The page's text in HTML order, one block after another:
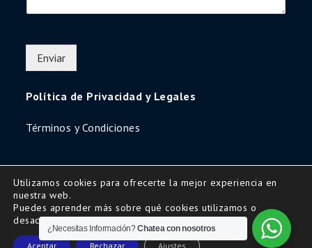
Enviar
Política de Privacidad y Legales
Términos y Condiciones
Copyright © 2016 | All Rights Reserved-Diseño
www.secretariaweb.com
Uni Education byShark Themes
Utilizamos cookies para ofrecerte la mejor experiencia en
nuestra web.
Puedes aprender más sobre qué cookies utilizamos o
desactivarlas
Aceptar Rechazar Ajustes
¿Necesitas Información?Chatea con nosotros